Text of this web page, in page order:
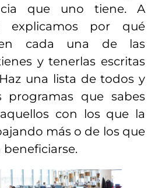
que uno tiene. A
explicamos por qué
cada una de las
y tenerlas escritas
una lista de todos y
que sabes
con los que la
más o de los que